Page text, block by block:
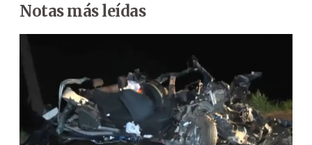
Notas más leídas